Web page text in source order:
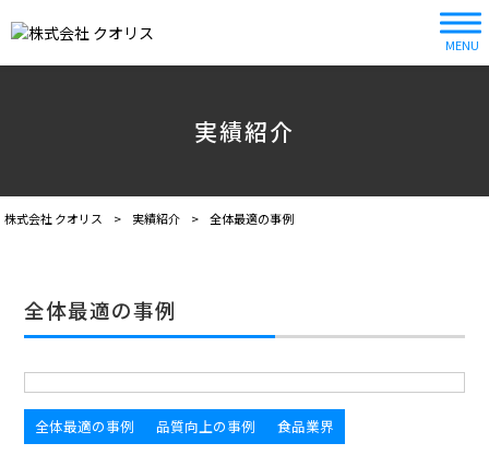
MENU
実績紹介
株式会社 クオリス > 実績紹介 > 全体最適の事例
全体最適の事例
全体最適の事例 品質向上の事例 食品業界